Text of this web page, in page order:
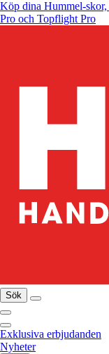
Köp dina Hummel-skor,
Pro och Topflight Pro
Sök
Exklusiva erbjudanden
Nyheter